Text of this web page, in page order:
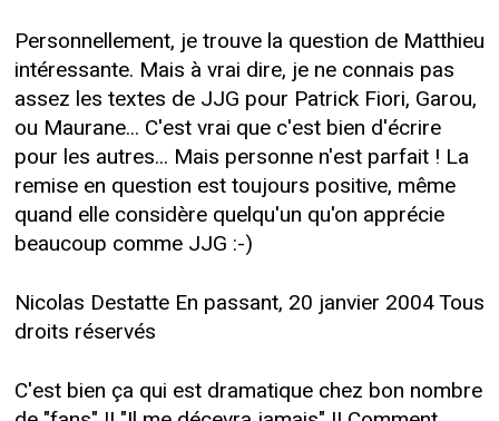
Personnellement, je trouve la question de Matthieu
intéressante. Mais à vrai dire, je ne connais pas
assez les textes de JJG pour Patrick Fiori, Garou,
ou Maurane... C'est vrai que c'est bien d'écrire
pour les autres... Mais personne n'est parfait ! La
remise en question est toujours positive, même
quand elle considère quelqu'un qu'on apprécie
beaucoup comme JJG :-)
Nicolas Destatte En passant, 20 janvier 2004 Tous
droits réservés
C'est bien ça qui est dramatique chez bon nombre